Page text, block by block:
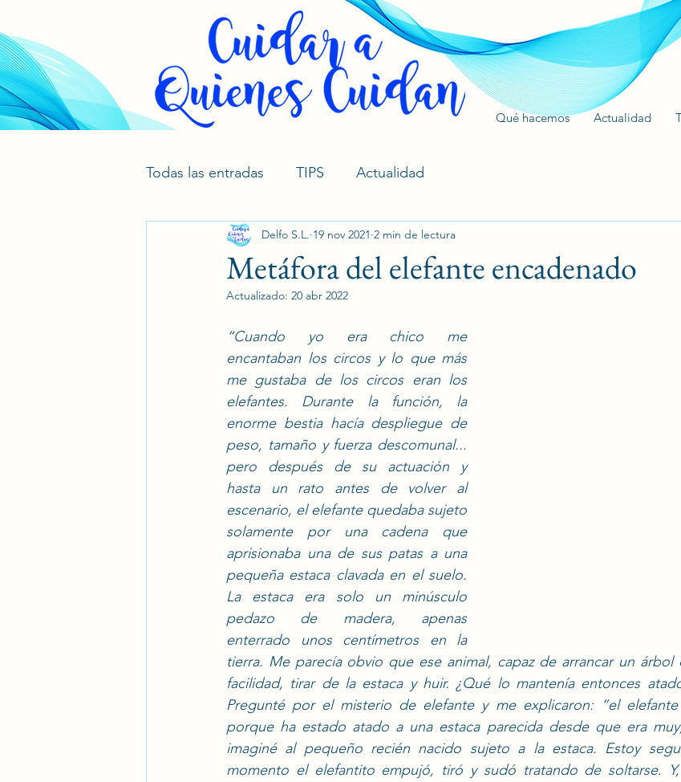
Qué hacemos Actualidad
Todas las entradas TIPS Actualidad
Metáfora del elefante encadenado
Delfo S.L. 19 nov 2021 2 min de lectura
Actualizado: 20 abr 2022
“Cuando yo era chico me
encantaban los circos y lo que más
me gustaba de los circos eran los
elefantes. Durante la función, la
enorme bestia hacía despliegue de
peso, tamaño y fuerza descomunal...
pero después de su actuación y
hasta un rato antes de volver al
escenario, el elefante quedaba sujeto
solamente por una cadena que
aprisionaba una de sus patas a una
pequeña estaca clavada en el suelo.
La estaca era solo un minúsculo
pedazo de madera, apenas
enterrado unos centímetros en la
tierra. Me parecía obvio que ese animal, capaz de arrancar un
facilidad, tirar de la estaca y huir. ¿Qué lo mantenía entonces
Pregunté por el misterio de elefante y me explicaron: “el
porque ha estado atado a una estaca parecida desde que era
imaginé al pequeño recién nacido sujeto a la estaca. Estoy
momento el elefantito empujó, tiró y sudó tratando de soltarse.